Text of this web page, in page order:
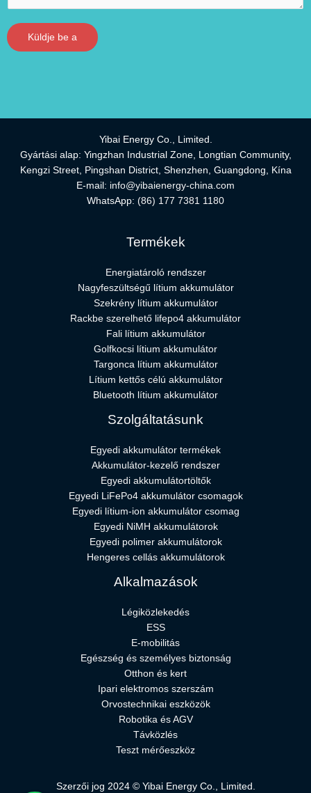
Küldje be a
Yibai Energy Co., Limited.
Gyártási alap: Yingzhan Industrial Zone, Longtian Community,
Kengzi Street, Pingshan District, Shenzhen, Guangdong, Kína
E-mail: info@yibaienergy-china.com
WhatsApp: (86) 177 7381 1180
Termékek
Energiatároló rendszer
Nagyfeszültségű lítium akkumulátor
Szekrény lítium akkumulátor
Rackbe szerelhető lifepo4 akkumulátor
Fali lítium akkumulátor
Golfkocsi lítium akkumulátor
Targonca lítium akkumulátor
Lítium kettős célú akkumulátor
Bluetooth lítium akkumulátor
Szolgáltatásunk
Egyedi akkumulátor termékek
Akkumulátor-kezelő rendszer
Egyedi akkumulátortöltők
Egyedi LiFePo4 akkumulátor csomagok
Egyedi lítium-ion akkumulátor csomag
Egyedi NiMH akkumulátorok
Egyedi polimer akkumulátorok
Hengeres cellás akkumulátorok
Alkalmazások
Légiközlekedés
ESS
E-mobilitás
Egészség és személyes biztonság
Otthon és kert
Ipari elektromos szerszám
Orvostechnikai eszközök
Robotika és AGV
Távközlés
Teszt mérőeszköz
Szerzői jog 2024 © Yibai Energy Co., Limited.